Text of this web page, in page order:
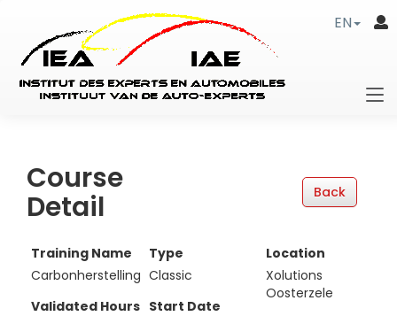
EN
Course
Detail
Training Name
Carbonherstelling
Validated Hours
Type
Classic
Start Date
Location
Xolutions
Oosterzele